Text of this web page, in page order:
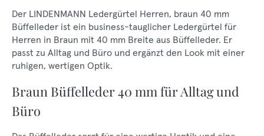
Der LINDENMANN Ledergürtel Herren, braun 40 mm
Büffelleder ist ein business-tauglicher Ledergürtel für
Herren in Braun mit 40 mm Breite aus Büffelleder. Er
passt zu Alltag und Büro und ergänzt den Look mit einer
ruhigen, wertigen Optik.
Braun Büffelleder 40 mm für Alltag und
Büro